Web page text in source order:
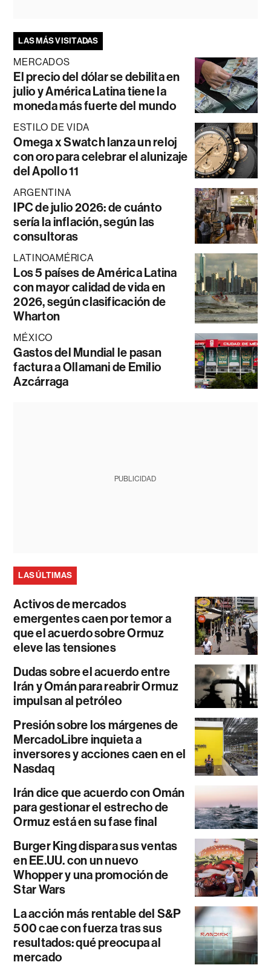
LAS MÁS VISITADAS
MERCADOS
El precio del dólar se debilita en
julio y América Latina tiene la
moneda más fuerte del mundo
ESTILO DE VIDA
Omega x Swatch lanza un reloj
con oro para celebrar el alunizaje
del Apollo 11
ARGENTINA
IPC de julio 2026: de cuánto
sería la inflación, según las
consultoras
LATINOAMÉRICA
Los 5 países de América Latina
con mayor calidad de vida en
2026, según clasificación de
Wharton
MÉXICO
Gastos del Mundial le pasan
factura a Ollamani de Emilio
Azcárraga
PUBLICIDAD
LAS ÚLTIMAS
Activos de mercados
emergentes caen por temor a
que el acuerdo sobre Ormuz
eleve las tensiones
Dudas sobre el acuerdo entre
Irán y Omán para reabrir Ormuz
impulsan al petróleo
Presión sobre los márgenes de
MercadoLibre inquieta a
inversores y acciones caen en el
Nasdaq
Irán dice que acuerdo con Omán
para gestionar el estrecho de
Ormuz está en su fase final
Burger King dispara sus ventas
en EE.UU. con un nuevo
Whopper y una promoción de
Star Wars
La acción más rentable del S&P
500 cae con fuerza tras sus
resultados: qué preocupa al
mercado